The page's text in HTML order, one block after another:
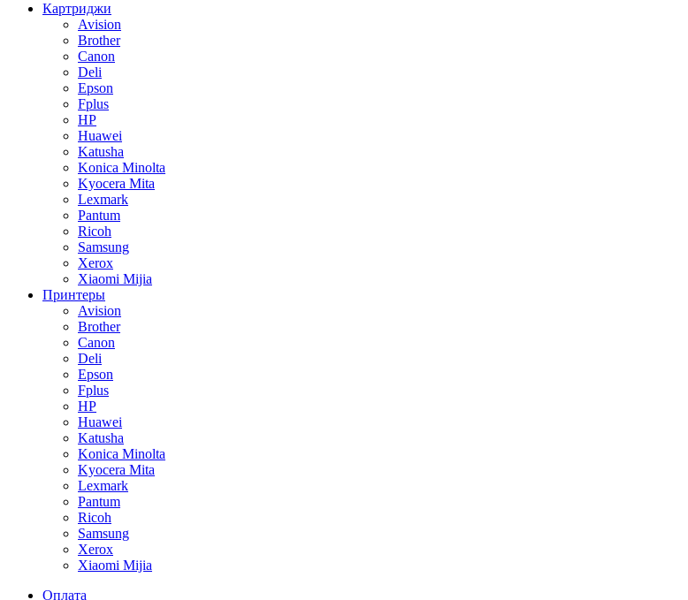
Картриджи
Avision
Brother
Canon
Deli
Epson
Fplus
HP
Huawei
Katusha
Konica Minolta
Kyocera Mita
Lexmark
Pantum
Ricoh
Samsung
Xerox
Xiaomi Mijia
Принтеры
Avision
Brother
Canon
Deli
Epson
Fplus
HP
Huawei
Katusha
Konica Minolta
Kyocera Mita
Lexmark
Pantum
Ricoh
Samsung
Xerox
Xiaomi Mijia
Оплата